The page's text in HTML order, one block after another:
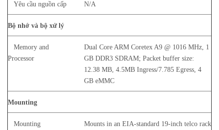
Yêu cầu nguồn cấp N/A
Bộ nhớ và bộ xử lý
Memory and
Processor
Dual Core ARM Coretex A9 @ 1016 MHz, 1
GB DDR3 SDRAM; Packet buffer size:
12.38 MB, 4.5MB Ingress/7.785 Egress, 4
GB eMMC
Mounting
Mounting
Mounts in an EIA-standard 19-inch telco rack